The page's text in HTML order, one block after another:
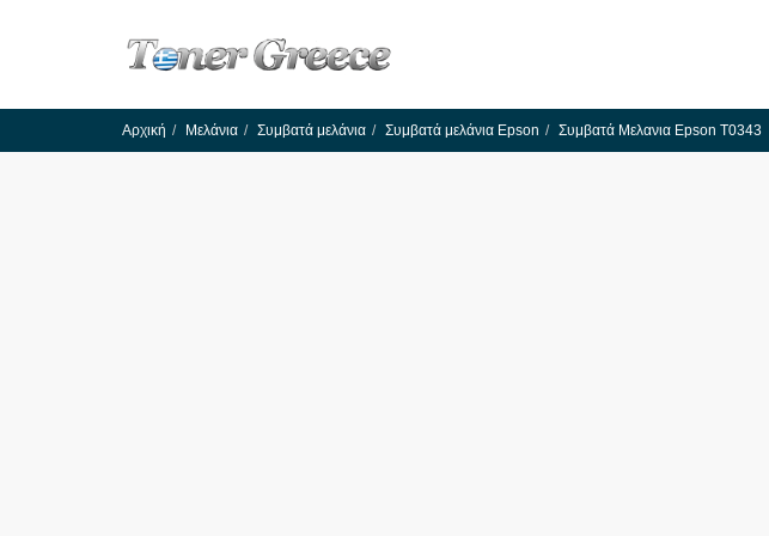
Αρχική Μελάνια Συμβατά μελάνια Συμβατά μελάνια Epson Συμβατά Μελανια Epson T0343